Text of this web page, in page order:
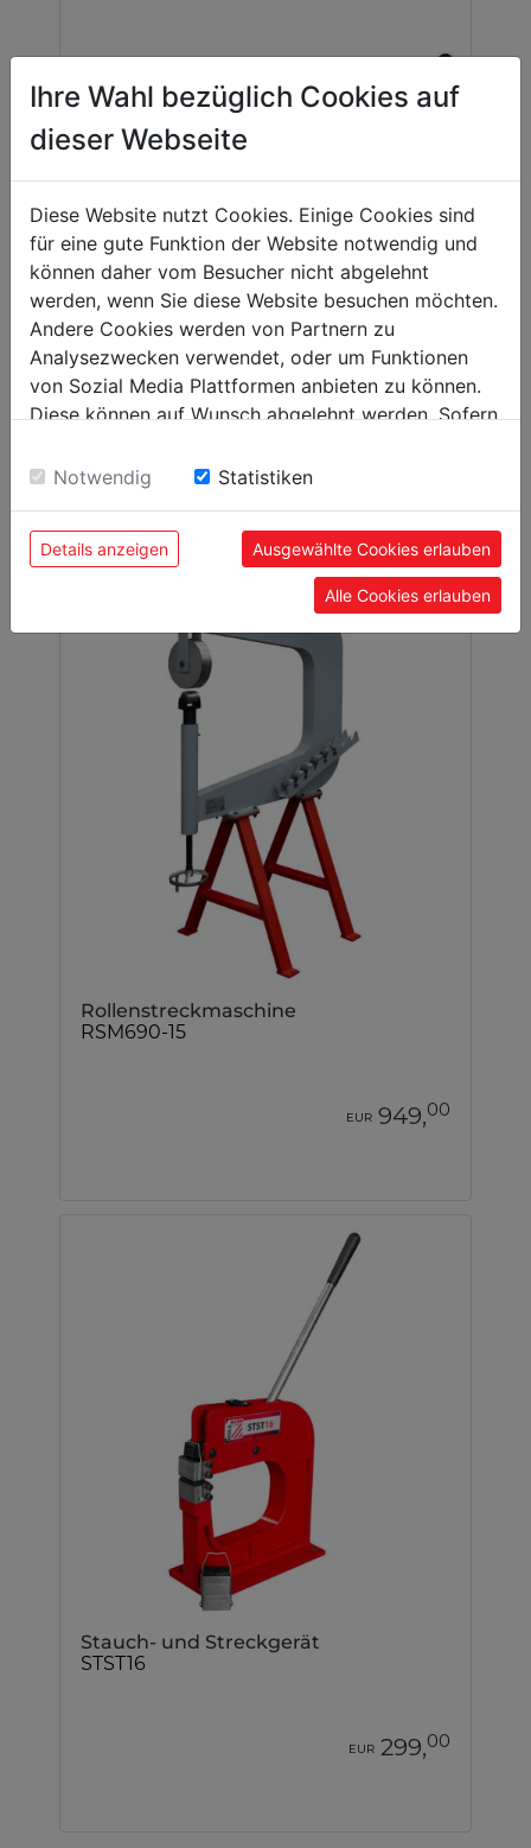
Stauch- und Streckgerät
STST25
Rollenstreckmaschine
RSM690-15
EUR 949,00
Stauch- und Streckgerät
STST16
EUR 299,00
Ihre Wahl bezüglich Cookies auf
dieser Webseite
Diese Website nutzt Cookies. Einige Cookies sind
für eine gute Funktion der Website notwendig und
können daher vom Besucher nicht abgelehnt
werden, wenn Sie diese Website besuchen möchten.
Andere Cookies werden von Partnern zu
Analysezwecken verwendet, oder um Funktionen
von Sozial Media Plattformen anbieten zu können.
Diese können auf Wunsch abgelehnt werden. Sofern
Einwilligung zu unseren Cookies.
Notwendig Statistiken
Details anzeigen Ausgewählte Cookies erlauben
Alle Cookies erlauben